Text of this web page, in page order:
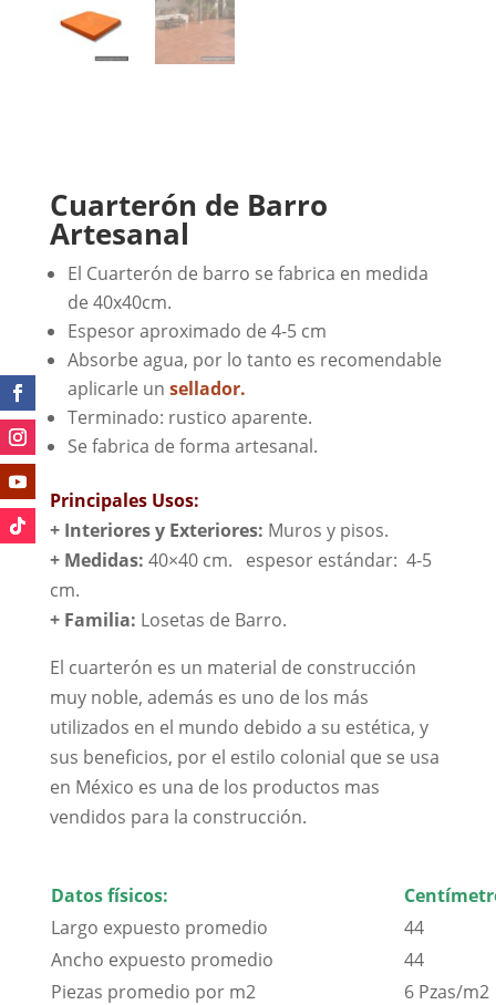
Cuarterón de Barro
Artesanal
El Cuarterón de barro se fabrica en medida
de 40x40cm.
Espesor aproximado de 4-5 cm
Absorbe agua, por lo tanto es recomendable
aplicarle un sellador.
Terminado: rustico aparente.
Se fabrica de forma artesanal.
Principales Usos:
+ Interiores y Exteriores: Muros y pisos.
+ Medidas: 40×40 cm. espesor estándar: 4-5
cm.
+ Familia: Losetas de Barro.
El cuarterón es un material de construcción
muy noble, además es uno de los más
utilizados en el mundo debido a su estética, y
sus beneficios, por el estilo colonial que se usa
en México es una de los productos mas
vendidos para la construcción.
Datos físicos:
Largo expuesto promedio
44
Ancho expuesto promedio
44
Piezas promedio por m2
6 Pzas/m2